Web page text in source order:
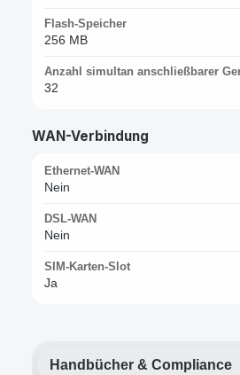
Flash-Speicher
256 MB
Anzahl simultan anschließbarer
32
WAN-Verbindung
Ethernet-WAN
Nein
DSL-WAN
Nein
SIM-Karten-Slot
Ja
Handbücher & Compliance